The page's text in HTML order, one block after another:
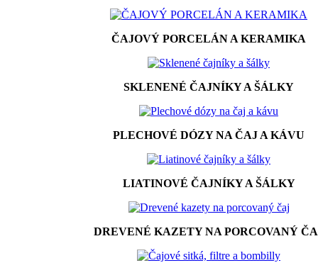
ČAJOVÝ PORCELÁN A KERAMIKA
SKLENENÉ ČAJNÍKY A ŠÁLKY
PLECHOVÉ DÓZY NA ČAJ A KÁVU
LIATINOVÉ ČAJNÍKY A ŠÁLKY
DREVENÉ KAZETY NA PORCOVANÝ